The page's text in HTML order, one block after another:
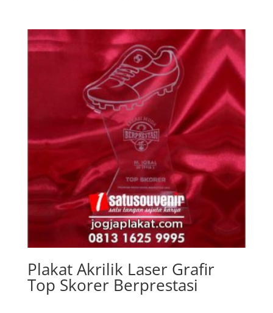
Plakat Akrilik Laser Grafir
Top Skorer Berprestasi